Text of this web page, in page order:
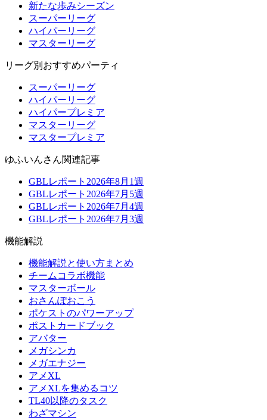
新たな歩みシーズン
スーパーリーグ
ハイパーリーグ
マスターリーグ
リーグ別おすすめパーティ
スーパーリーグ
ハイパーリーグ
ハイパープレミア
マスターリーグ
マスタープレミア
ゆふいんさん関連記事
GBLレポート2026年8月1週
GBLレポート2026年7月5週
GBLレポート2026年7月4週
GBLレポート2026年7月3週
機能解説
機能解説と使い方まとめ
チームコラボ機能
マスターボール
おさんぽおこう
ポケストのパワーアップ
ポストカードブック
アバター
メガシンカ
メガエナジー
アメXL
アメXLを集めるコツ
TL40以降のタスク
わざマシン